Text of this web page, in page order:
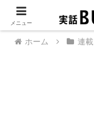
ホーム 連載
メニュー